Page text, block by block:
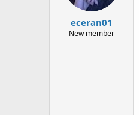
t
e
eceran01
New member